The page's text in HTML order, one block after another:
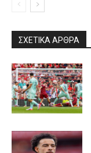
ΣΧΕΤΙΚΆ ΆΡΘΡΑ